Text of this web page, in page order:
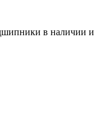
в наличии и